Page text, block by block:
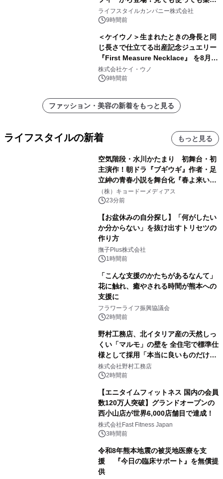
い、ポップでキュートなコレクショ
ン。
ライフスタイルカンパニー株式会社
9時間前
＜ケイウノ＞生まれたときの身長と同
じ長さで仕立てる出産記念ジュエリー
『First Measure Necklace』 を8月14
日(金)に発売
株式会社ケイ・ウノ
9時間前
ファッション・美容の新着をもっと見る
ライフスタイルの新着 もっと見る
空気階段・水川かたまり 初舞台・初
主演作！朝ドラ『ブギウギ』作者・足
立紳の青春小説を舞台化『春よ来い、
マジで来い』キービジュアル解禁！
（株）キョードーメディアス
23分前
【お盆休みの自分探し】「何がしたい
か分からない」を抜け出すトリセツの
作り方
撫子Plus株式会社
1時間前
「こんな支援のかたちがあるなんて」
花に触れ、癒やされる時間が熊本への
支援に
フラワーライフ振興協議会
2時間前
野村工務店、北イタリア産の天然しっ
くい「マルモ」の壁を 全住宅で標準仕
様として採用「本当に良いものだけに
こだわる」
株式会社野村工務店
2時間前
【エニタイムフィットネス 国内の会員
数120万人突破】グランドオープンの
西小山店が世界6,000店舗目で達成！
株式会社Fast Fitness Japan
3時間前
令和8年熊本地震の被災地医療を支
援 『今日の臨床サポート』を無償提
供